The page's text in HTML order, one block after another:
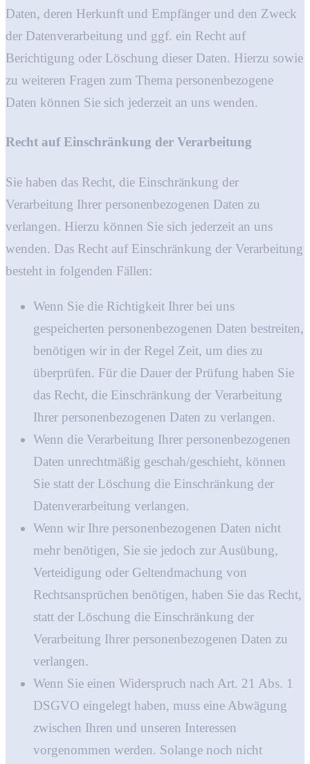
Daten, deren Herkunft und Empfänger und den Zweck
der Datenverarbeitung und ggf. ein Recht auf
Berichtigung oder Löschung dieser Daten. Hierzu sowie
zu weiteren Fragen zum Thema personenbezogene
Daten können Sie sich jederzeit an uns wenden.
Recht auf Einschränkung der Verarbeitung
Sie haben das Recht, die Einschränkung der
Verarbeitung Ihrer personenbezogenen Daten zu
verlangen. Hierzu können Sie sich jederzeit an uns
wenden. Das Recht auf Einschränkung der Verarbeitung
besteht in folgenden Fällen:
Wenn Sie die Richtigkeit Ihrer bei uns
gespeicherten personenbezogenen Daten bestreiten,
benötigen wir in der Regel Zeit, um dies zu
überprüfen. Für die Dauer der Prüfung haben Sie
das Recht, die Einschränkung der Verarbeitung
Ihrer personenbezogenen Daten zu verlangen.
Wenn die Verarbeitung Ihrer personenbezogenen
Daten unrechtmäßig geschah/geschieht, können
Sie statt der Löschung die Einschränkung der
Datenverarbeitung verlangen.
Wenn wir Ihre personenbezogenen Daten nicht
mehr benötigen, Sie sie jedoch zur Ausübung,
Verteidigung oder Geltendmachung von
Rechtsansprüchen benötigen, haben Sie das Recht,
statt der Löschung die Einschränkung der
Verarbeitung Ihrer personenbezogenen Daten zu
verlangen.
Wenn Sie einen Widerspruch nach Art. 21 Abs. 1
DSGVO eingelegt haben, muss eine Abwägung
zwischen Ihren und unseren Interessen
vorgenommen werden. Solange noch nicht